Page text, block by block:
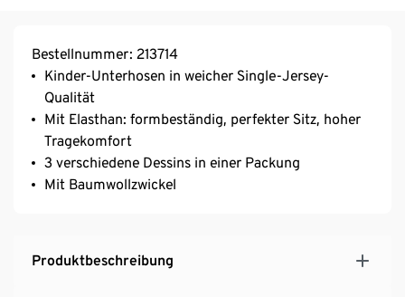
Bestellnummer: 213714
Kinder-Unterhosen in weicher Single-Jersey-
Qualität
Mit Elasthan: formbeständig, perfekter Sitz, hoher
Tragekomfort
3 verschiedene Dessins in einer Packung
Mit Baumwollzwickel
Produktbeschreibung